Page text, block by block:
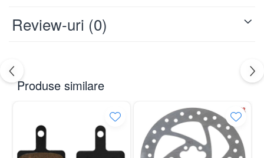
Review-uri (0)
Produse similare